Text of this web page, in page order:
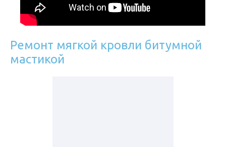
Ремонт мягкой кровли битумной
мастикой